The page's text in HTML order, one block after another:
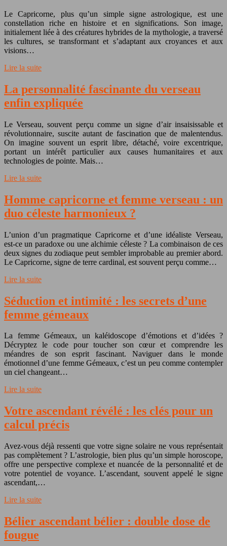
Le Capricorne, plus qu’un simple signe astrologique, est une
constellation riche en histoire et en significations. Son image,
initialement liée à des créatures hybrides de la mythologie, a traversé
les cultures, se transformant et s’adaptant aux croyances et aux
visions…
Lire la suite
La personnalité fascinante du verseau
enfin expliquée
Le Verseau, souvent perçu comme un signe d’air insaisissable et
révolutionnaire, suscite autant de fascination que de malentendus.
On imagine souvent un esprit libre, détaché, voire excentrique,
portant un intérêt particulier aux causes humanitaires et aux
technologies de pointe. Mais…
Lire la suite
Homme capricorne et femme verseau : un
duo céleste harmonieux ?
L’union d’un pragmatique Capricorne et d’une idéaliste Verseau,
est-ce un paradoxe ou une alchimie céleste ? La combinaison de ces
deux signes du zodiaque peut sembler improbable au premier abord.
Le Capricorne, signe de terre cardinal, est souvent perçu comme…
Lire la suite
Séduction et intimité : les secrets d’une
femme gémeaux
La femme Gémeaux, un kaléidoscope d’émotions et d’idées ?
Décryptez le code pour toucher son cœur et comprendre les
méandres de son esprit fascinant. Naviguer dans le monde
émotionnel d’une femme Gémeaux, c’est un peu comme contempler
un ciel changeant…
Lire la suite
Votre ascendant révélé : les clés pour un
calcul précis
Avez-vous déjà ressenti que votre signe solaire ne vous représentait
pas complètement ? L’astrologie, bien plus qu’un simple horoscope,
offre une perspective complexe et nuancée de la personnalité et de
votre potentiel de voyance. L’ascendant, souvent appelé le signe
ascendant,…
Lire la suite
Bélier ascendant bélier : double dose de
fougue